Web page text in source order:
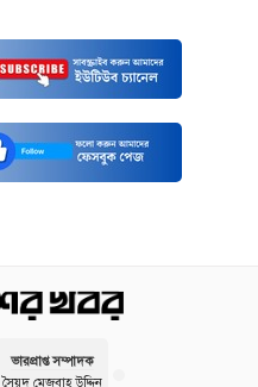
ভারপ্রাপ্ত সম্পাদক
সৈয়দ মেজবাহ উদ্দিন